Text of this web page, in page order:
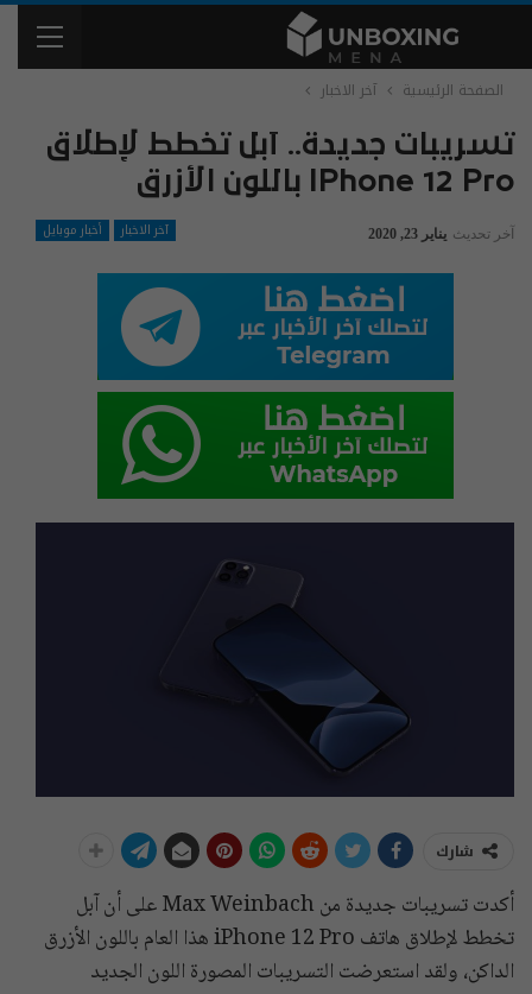
الصفحة الرئيسية آخر الاخبار
تسريبات جديدة.. آبل تخطط لإطلاق
IPhone 12 Pro باللون الأزرق
آخر الاخبار أخبار موبايل آخر تحديث يناير 23, 2020
شارك
أكدت تسريبات جديدة من Max Weinbach على أن آبل
تخطط لإطلاق هاتف iPhone 12 Pro هذا العام باللون الأزرق
الداكن، ولقد استعرضت التسريبات المصورة اللون الجديد